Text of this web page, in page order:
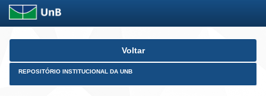
Skip
Voltar
REPOSITÓRIO INSTITUCIONAL DA UNB